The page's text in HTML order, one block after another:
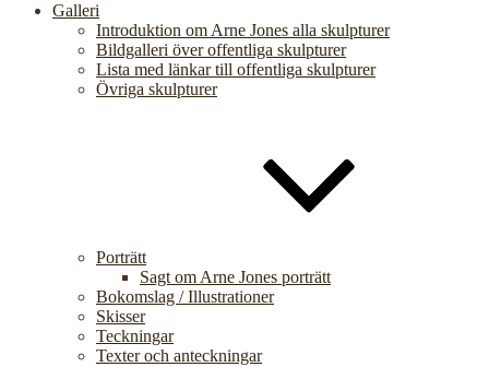
Galleri
Introduktion om Arne Jones alla skulpturer
Bildgalleri över offentliga skulpturer
Lista med länkar till offentliga skulpturer
Övriga skulpturer
Porträtt
Sagt om Arne Jones porträtt
Bokomslag / Illustrationer
Skisser
Teckningar
Texter och anteckningar